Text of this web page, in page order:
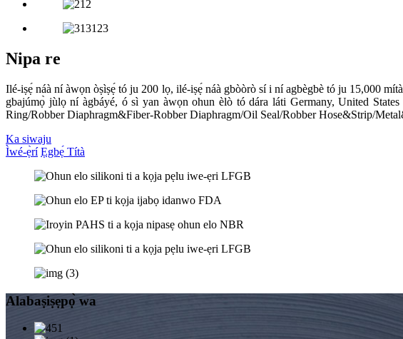
Nipa re
Ilé-iṣẹ́ náà ní àwọn òṣìṣẹ́ tó ju 200 lọ, ilé-iṣẹ́ náà gbòòrò sí i ní agbègbè tó ju 15,000
gbajúmọ̀ jùlọ ní àgbáyé, ó sì yan àwọn ohun èlò tó dára láti Germany, United
Ring/Robber Diaphragm&Fiber-Robber Diaphragm/Oil Seal/Robber Hose&Strip/
Ka siwaju
Ìwé-ẹ̀rí Ẹgbẹ́ Títà
Alabaṣiṣẹpọ̀ wa